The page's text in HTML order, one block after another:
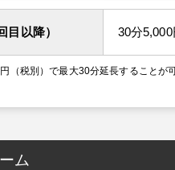
目以降） 30分5,000
（税別）で最大30分延長することが可
ム